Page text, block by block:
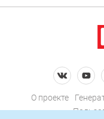
О проекте